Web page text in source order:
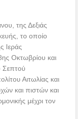
της Δεξιάς
το οποίο
Ιεράς
Οκτωβρίου και
Σεπτού
Αιτωλίας και
και πιστών και
μέχρι τον